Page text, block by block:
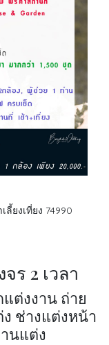
ยงเที่ยง 74990
ร 2 เวลา
ต่งงาน ถ่าย
ช่างแต่งหน้า
นแต่ง